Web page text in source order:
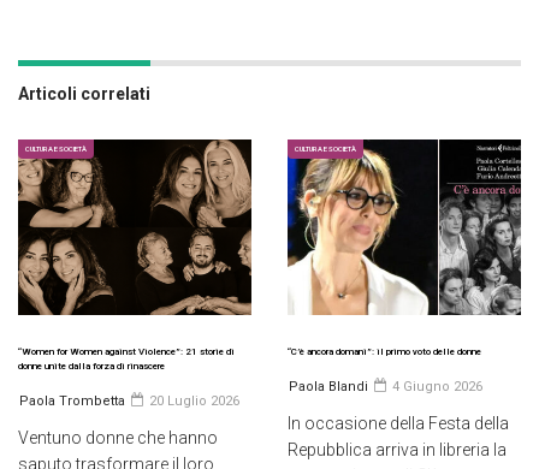
Articoli correlati
CULTURA E SOCIETÀ
“Women for Women against Violence”: 21 storie di
donne unite dalla forza di rinascere
Paola Trombetta 20 Luglio 2026
Ventuno donne che hanno
saputo trasformare il loro
CULTURA E SOCIETÀ
“C’è ancora domani”: il primo voto delle donne
Paola Blandi 4 Giugno 2026
In occasione della Festa della
Repubblica arriva in libreria la